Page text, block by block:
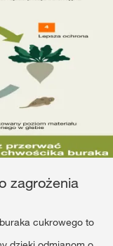
zagrożenia
cukrowego to